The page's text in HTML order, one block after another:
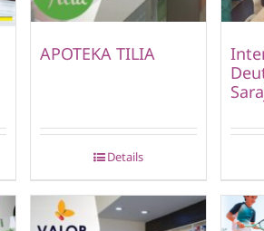
APOTEKA TILIA
Details